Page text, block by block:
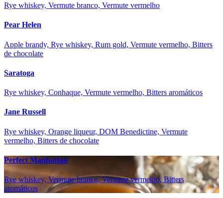
Rye whiskey, Vermute branco, Vermute vermelho
Pear Helen
Apple brandy, Rye whiskey, Rum gold, Vermute vermelho, Bitters
de chocolate
Saratoga
Rye whiskey, Conhaque, Vermute vermelho, Bitters aromáticos
Jane Russell
Rye whiskey, Orange liqueur, DOM Benedictine, Vermute
vermelho, Bitters de chocolate
Perfect Manhattan
Rye whiskey, Vermute branco, Vermute vermelho, Bitters
aromáticos